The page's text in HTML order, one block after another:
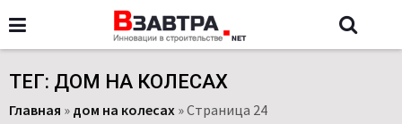
ТЕГ: ДОМ НА КОЛЕСАХ
Главная » дом на колесах »Страница 24